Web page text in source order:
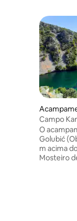
Campo
Obrovački
O
Golubić
m acima
Mosteiro